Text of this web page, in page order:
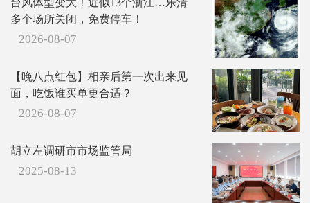
台风体型变大！近似13个浙江…乐清
多个场所关闭，免费停车！
2026-08-07
【晚八点红包】相亲后第一次出来见
面，吃饭谁买单更合适？
2026-08-07
胡立左调研市市场监管局
2025-08-13